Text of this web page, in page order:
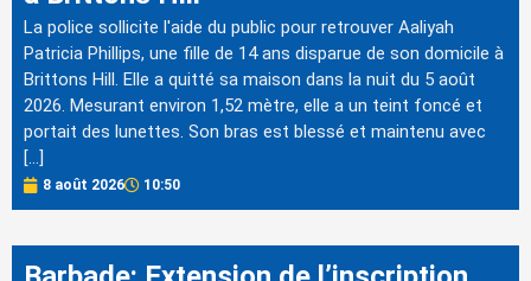
La police sollicite l'aide du public pour retrouver Aaliyah
Patricia Phillips, une fille de 14 ans disparue de son domicile à
Brittons Hill. Elle a quitté sa maison dans la nuit du 5 août
2026. Mesurant environ 1,52 mètre, elle a un teint foncé et
portait des lunettes. Son bras est blessé et maintenu avec
[…]
8 août 2026 10:50